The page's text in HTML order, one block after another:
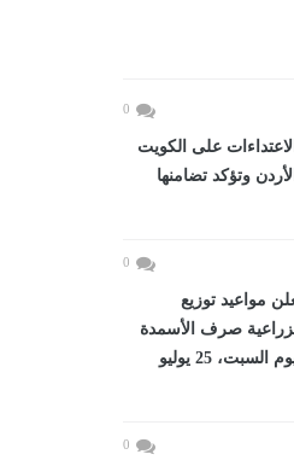
0
على الكويت
وتؤكد تضامنها
0
مواعيد توزيع
صرف الأسمدة
خلال الأسبوع الجارياليوم السبت، 25 يوليو
0